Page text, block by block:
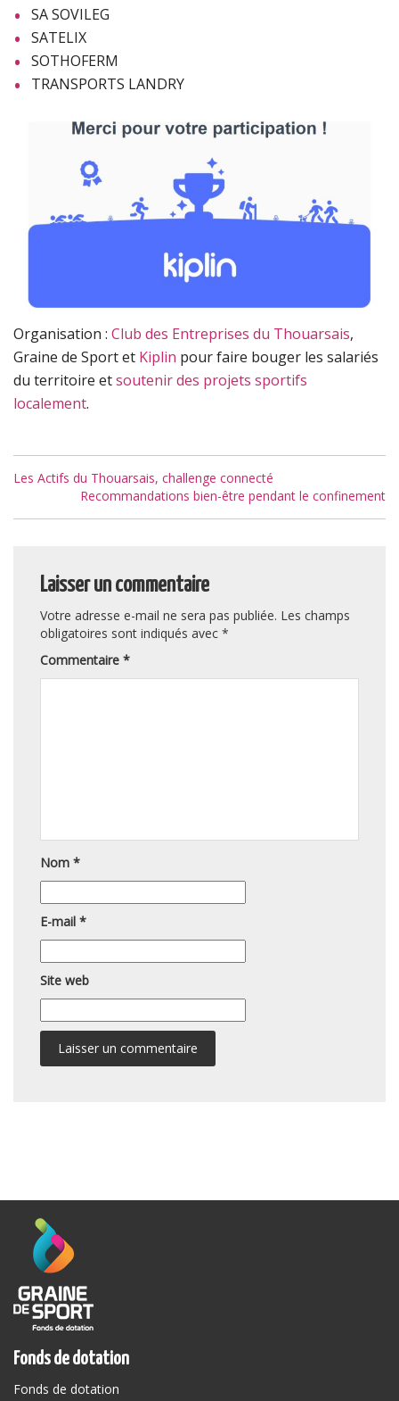
SA SOVILEG
SATELIX
SOTHOFERM
TRANSPORTS LANDRY
Organisation : Club des Entreprises du Thouarsais,
Graine de Sport et Kiplin pour faire bouger les salariés
du territoire etsoutenir des projets sportifs
localement.
Navigation
de
Les Actifs du Thouarsais, challenge connecté
Recommandations bien-être pendant le confinement
Laisser un commentaire
Votre adresse e-mail ne sera pas publiée. Les champs
obligatoires sont indiqués avec *
Commentaire *
Nom *
E-mail *
Site web
Fonds de dotation
Fonds de dotation